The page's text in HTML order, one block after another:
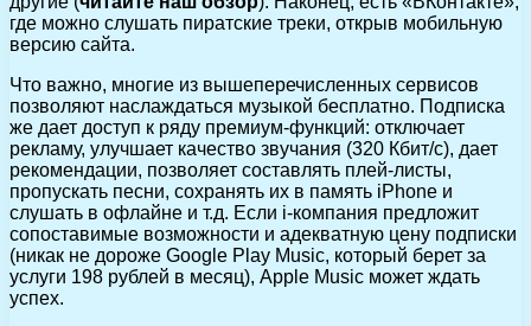
где можно слушать пиратские треки, открыв мобильную
версию сайта.
Что важно, многие из вышеперечисленных сервисов
позволяют наслаждаться музыкой бесплатно. Подписка
же дает доступ к ряду премиум-функций: отключает
рекламу, улучшает качество звучания (320 Кбит/с), дает
рекомендации, позволяет составлять плей-листы,
пропускать песни, сохранять их в память iPhone и
слушать в офлайне и т.д. Если i-компания предложит
сопоставимые возможности и адекватную цену подписки
(никак не дороже Google Play Music, который берет за
услуги 198 рублей в месяц), Apple Music может ждать
успех.